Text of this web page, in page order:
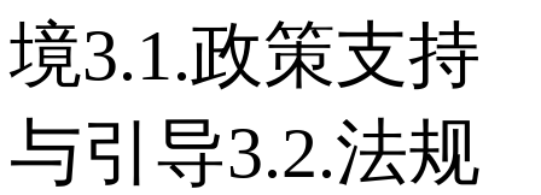
境 3.1.政策支持
与引导 3.2.法规